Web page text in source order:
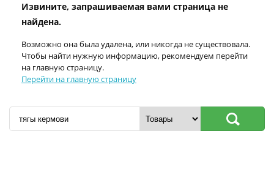
Извините, запрашиваемая вами страница не
найдена.
Возможно она была удалена, или никогда не существовала.
Чтобы найти нужную информацию, рекомендуем перейти
на главную страницу.
Перейти на главную страницу